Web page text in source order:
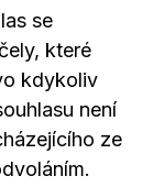
se
které
kdykoliv
není
ze